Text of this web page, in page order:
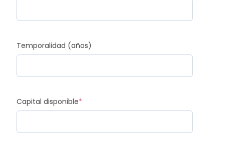
Temporalidad (años)
Capital disponible*